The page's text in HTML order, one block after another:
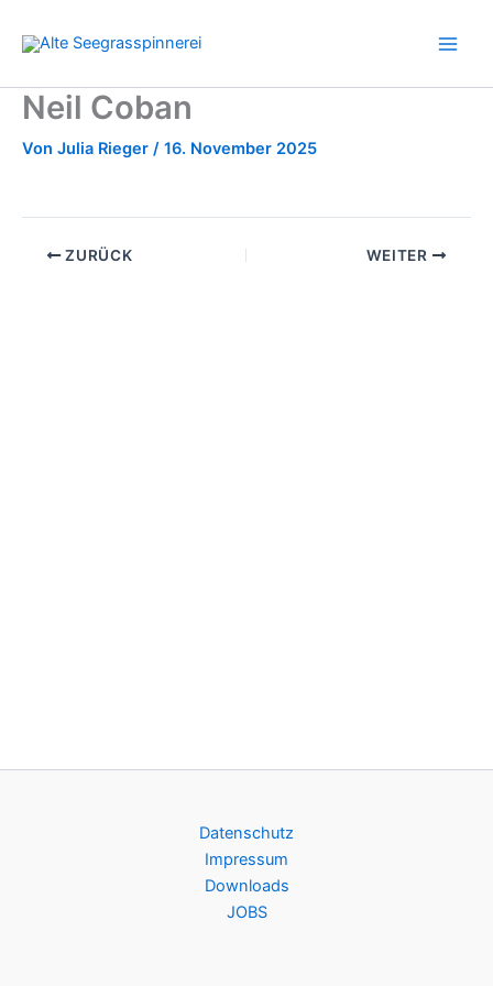
Inhalt
Neil Coban
Von Julia Rieger / 16. November 2025
ZURÜCK WEITER
Datenschutz
Impressum
Downloads
JOBS